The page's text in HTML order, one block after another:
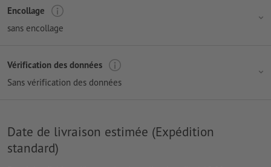
Encollage
sans encollage
Vérification des données
Sans vérification des données
Date de livraison estimée (Expédition
standard)